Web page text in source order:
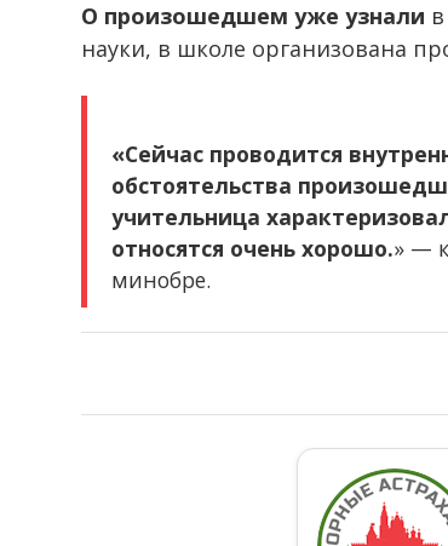
О произошедшем уже узнали
науки, в школе организована
«Сейчас проводится
обстоятельства
учительница
относятся очень хорошо.» —
минобре.